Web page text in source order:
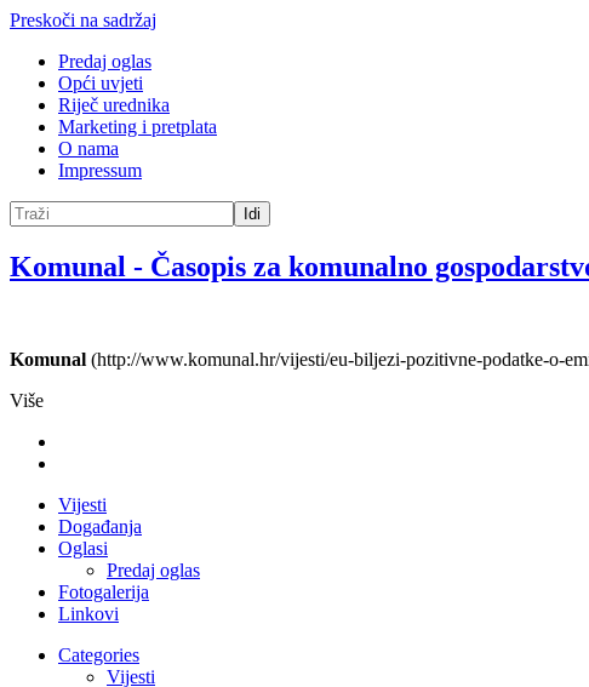
Preskoči na sadržaj
Predaj oglas
Opći uvjeti
Riječ urednika
Marketing i pretplata
O nama
Impressum
Idi
Komunal - Časopis za komunalno
Komunal (http://www.komunal.hr/vijesti/eu-biljezi-pozitivne-podatke-o-
Više
Vijesti
Događanja
Oglasi
Predaj oglas
Fotogalerija
Linkovi
Categories
Vijesti